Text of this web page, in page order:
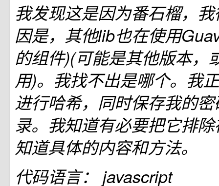
我发现这是因为番石榴，
因是，其他lib也在使用
的组件)(可能是其他版本，
用)。我找不出是哪个。我
进行哈希，同时保存我的
录。我知道有必要把它排
知道具体的内容和方法。
代码语言： javascript